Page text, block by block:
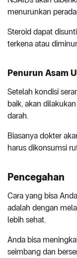
menurunkan
Steroid dapat
terkena atau
Penurun Asam
Setelah kondisi
baik, akan
darah.
Biasanya dokter
harus dikonsumsi
Pencegahan
Cara yang bisa
adalah dengan
lebih sehat.
Anda bisa
seimbang dan